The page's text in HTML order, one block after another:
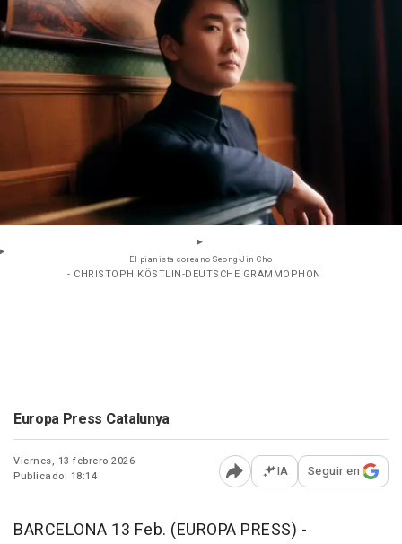
El pianista coreano Seong-Jin Cho
- CHRISTOPH KÖSTLIN-DEUTSCHE GRAMMOPHON
Europa Press Catalunya
Viernes, 13 febrero 2026
Publicado: 18:14
Abrir opciones para
IA Seguir en
BARCELONA 13 Feb. (EUROPA PRESS) -